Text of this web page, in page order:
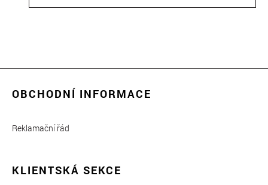
OBCHODNÍ INFORMACE
Reklamační řád
KLIENTSKÁ SEKCE